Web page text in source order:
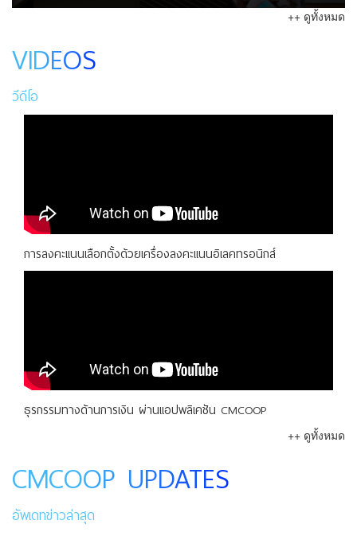
++ ดูทั้งหมด
VIDEOS
วีดีโอ
การลงคะแนนเลือกตั้งด้วยเครื่องลงคะแนนอิเลคทรอนิกส์
ธุรกรรมทางด้านการเงิน ผ่านแอปพลิเคชัน CMCOOP
++ ดูทั้งหมด
CMCOOP UPDATES
อัพเดทข่าวล่าสุด